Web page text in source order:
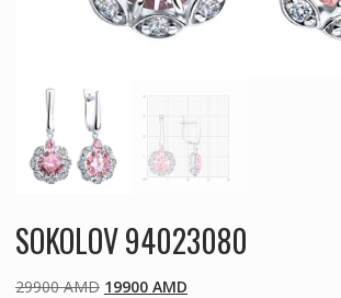
SOKOLOV 94023080
29900AMD Original
19900 AMDCurrent